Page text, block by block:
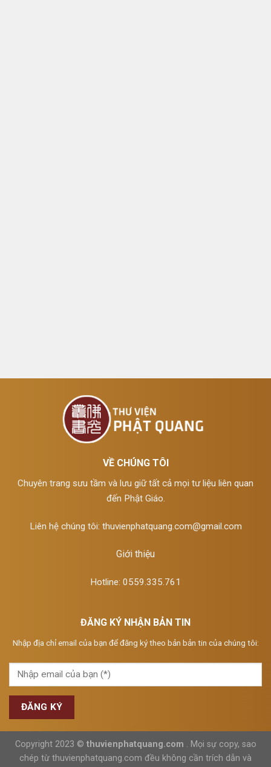
VỀ CHÚNG TÔI
Chuyên trang sưu tầm và lưu giữ tất cả mọi tư liệu liên quan
đến Phật Giáo.
Liên hệ chúng tôi: thuvienphatquang.com@gmail.com
Giới thiệu
Hotline: 0559.335.761
ĐĂNG KÝ NHẬN BẢN TIN
Nhập địa chỉ email của bạn để đăng ký theo bản bản tin của chúng tôi:
Copyright 2023 © thuvienphatquang.com . Mọi sự copy, sao
chép từ thuvienphatquang.com đều không cần trích dẫn và